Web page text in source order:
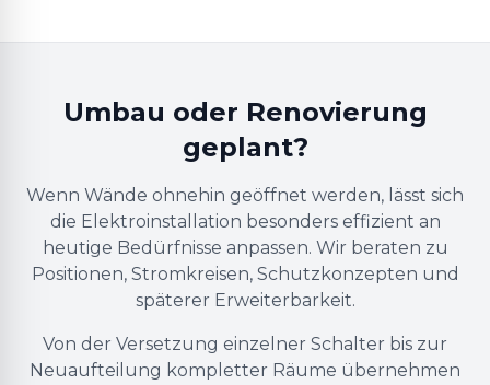
Umbau oder Renovierung
geplant?
Wenn Wände ohnehin geöffnet werden, lässt sich
die Elektroinstallation besonders effizient an
heutige Bedürfnisse anpassen. Wir beraten zu
Positionen, Stromkreisen, Schutzkonzepten und
späterer Erweiterbarkeit.
Von der Versetzung einzelner Schalter bis zur
Neuaufteilung kompletter Räume übernehmen